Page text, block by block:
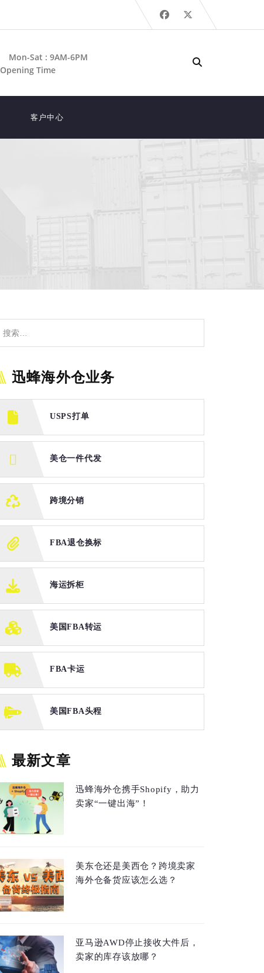
Mon-Sat : 9AM-6PM
Opening Time
客户中心
迅蜂海外仓业务
USPS打单
美仓一件代发
跨境分销
FBA退仓换标
海运拆柜
美国FBA转运
FBA卡运
美国FBA头程
最新文章
迅蜂海外仓携手Shopify，助力
卖家“一键出海”！
美东仓还是美西仓？跨境卖家
海外仓备货应该怎么选？
亚马逊AWD停止接收大件后，
卖家的库存该放哪？